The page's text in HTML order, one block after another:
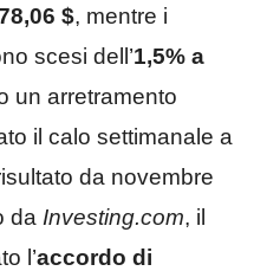
$, mentre i
scesi dell’1,5% a
un arretramento
il calo settimanale a
da novembre
da Investing.com, il
l’accordo di